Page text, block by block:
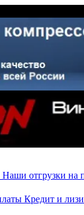
Наши отгрузки на
Кредит и